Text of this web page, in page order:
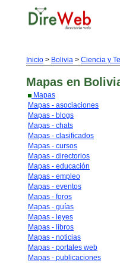
Inicio > Bolivia > Ciencia y
Mapas en
Mapas
Mapas - asociaciones
Mapas - blogs
Mapas - chats
Mapas - clasificados
Mapas - cursos
Mapas - directorios
Mapas - educación
Mapas - empleo
Mapas - eventos
Mapas - foros
Mapas - guías
Mapas - leyes
Mapas - libros
Mapas - noticias
Mapas - portales web
Mapas - publicaciones